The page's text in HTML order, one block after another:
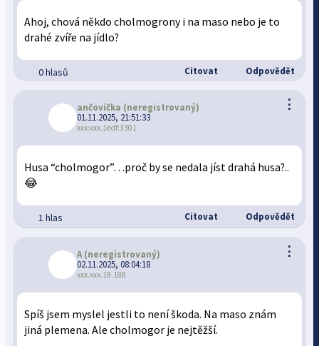
Ahoj, chová někdo cholmogrony i na maso nebo je to
drahé zvíře na jídlo?
0 hlasů Citovat Odpovědět
⋮
ančovička (neregistrovaný)
01.11.2025, 21:51:33
xxx:xxx.1edf:3301
Husa “cholmogor”…proč by se nedala jíst drahá husa?..
😂
1 hlas Citovat Odpovědět
⋮
A(neregistrovaný)
02.11.2025, 08:04:18
xxx.xxx.19.188
Spíš jsem myslel jestli to není škoda. Na maso znám
jiná plemena. Ale cholmogor je nejtěžší.